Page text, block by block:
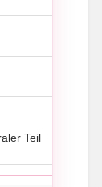
Teil